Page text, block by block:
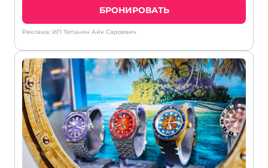
БРОНИРОВАТЬ
Реклама: ИП Тепанян Айк Сароевич